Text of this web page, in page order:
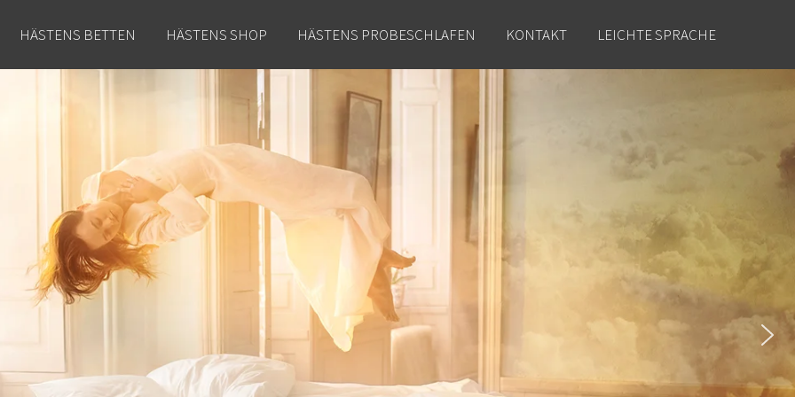
HÄSTENS BETTEN HÄSTENS SHOP HÄSTENS PROBESCHLAFEN KONTAKT LEICHTE SPRACHE